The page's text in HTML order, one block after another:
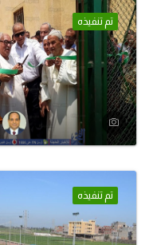
تم تنفيذه
تم تنفيذه